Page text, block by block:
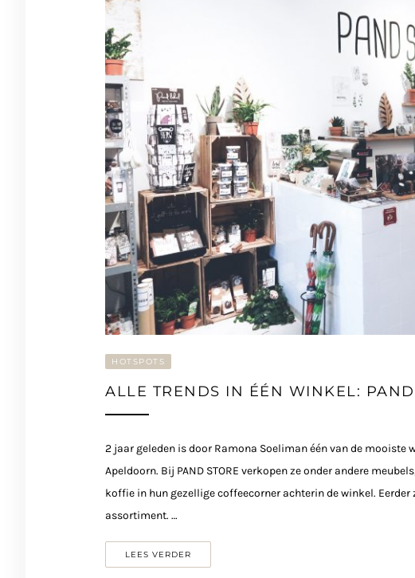
HOTSPOTS
ALLE TRENDS IN ÉÉN WINKEL: PAND
2 jaar geleden is door Ramona Soeliman één van de mooiste
Apeldoorn. Bij PAND STORE verkopen ze onder andere
koffie in hun gezellige coffeecorner achterin de winkel.
assortiment. …
LEES VERDER